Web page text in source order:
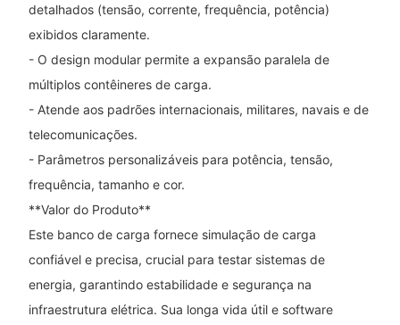
detalhados (tensão, corrente, frequência, potência)
exibidos claramente.
- O design modular permite a expansão paralela de
múltiplos contêineres de carga.
- Atende aos padrões internacionais, militares, navais e de
telecomunicações.
- Parâmetros personalizáveis ​​para potência, tensão,
frequência, tamanho e cor.
**Valor do Produto**
Este banco de carga fornece simulação de carga
confiável e precisa, crucial para testar sistemas de
energia, garantindo estabilidade e segurança na
infraestrutura elétrica. Sua longa vida útil e software